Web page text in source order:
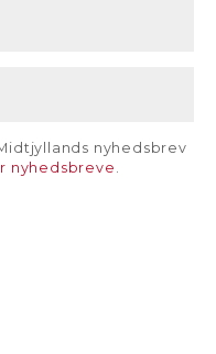
nyhedsbrev
nyhedsbreve